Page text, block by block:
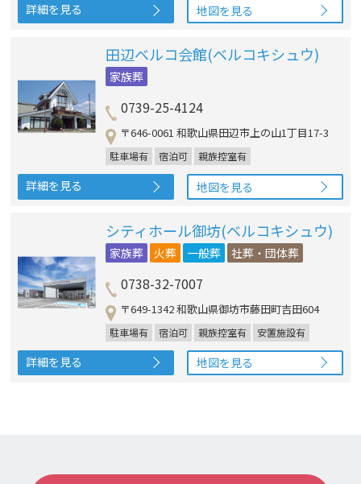
詳細を見る 地図を見る
田辺ベルコ会館(ベルコキシュウ)
家族葬
0739-25-4124
〒646-0061 和歌山県田辺市上の山1丁目17-3
駐車場有 宿泊可 親族控室有
詳細を見る 地図を見る
シティホール御坊(ベルコキシュウ)
家族葬 火葬 一般葬 社葬・団体葬
0738-32-7007
〒649-1342 和歌山県御坊市藤田町吉田604
駐車場有 宿泊可 親族控室有 安置施設有
詳細を見る 地図を見る